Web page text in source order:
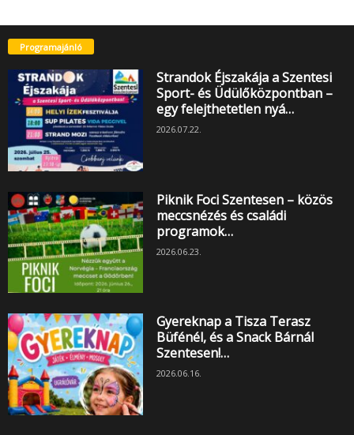
Programajánló
Strandok Éjszakája a Szentesi
Sport- és Üdülőközpontban –
egy felejthetetlen nyá…
2026.07.22.
Piknik Foci Szentesen – közös
meccsnézés és családi
programok…
2026.06.23.
Gyereknap a Tisza Terasz
Büfénél, és a Snack Bárnál
Szentesen!…
2026.06.16.